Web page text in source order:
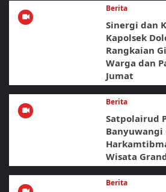
Berita
Sinergi dan
Kapolsek
Rangkaian
Warga dan
Jumat
Berita
Satpolairud
Banyuwangi
Wisata
Berita